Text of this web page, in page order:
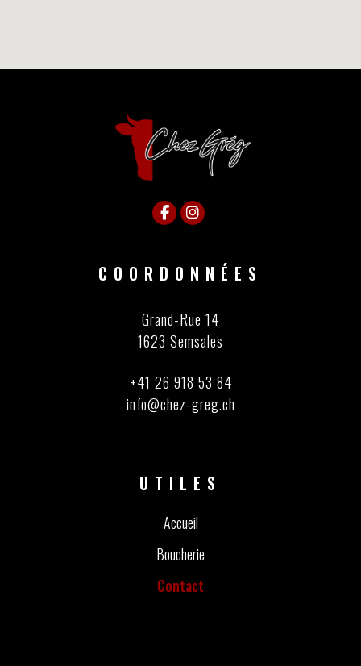
COORDONNÉES
Grand-Rue 14
1623 Semsales
+41 26 918 53 84
info@chez-greg.ch
UTILES
Accueil
Boucherie
Contact